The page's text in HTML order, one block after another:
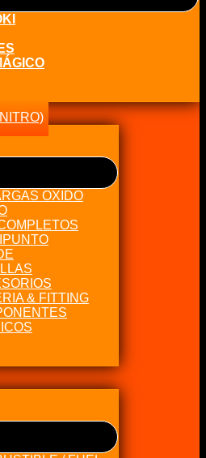
OXIDO
& FITTING